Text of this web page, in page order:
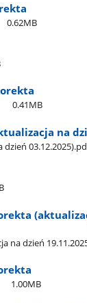
0.62MB
0.41MB
na
na dzień
1.00MB